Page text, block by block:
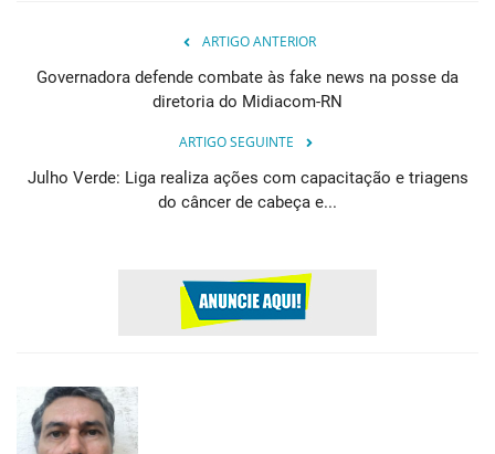
ARTIGO ANTERIOR
Governadora defende combate às fake news na posse da
diretoria do Midiacom-RN
ARTIGO SEGUINTE
Julho Verde: Liga realiza ações com capacitação e triagens
do câncer de cabeça e...